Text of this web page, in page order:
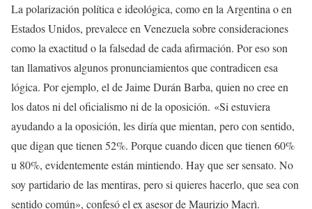
La polarización política e ideológica, como en la Argentina o en
Estados Unidos, prevalece en Venezuela sobre consideraciones
como la exactitud o la falsedad de cada afirmación. Por eso son
tan llamativos algunos pronunciamientos que contradicen esa
lógica. Por ejemplo, el de Jaime Durán Barba, quien no cree en
los datos ni del oficialismo ni de la oposición. «Si estuviera
ayudando a la oposición, les diría que mientan, pero con sentido,
que digan que tienen 52%. Porque cuando dicen que tienen 60%
u 80%, evidentemente están mintiendo. Hay que ser sensato. No
soy partidario de las mentiras, pero si quieres hacerlo, que sea con
sentido común», confesó el ex asesor de Maurizio Macrì.